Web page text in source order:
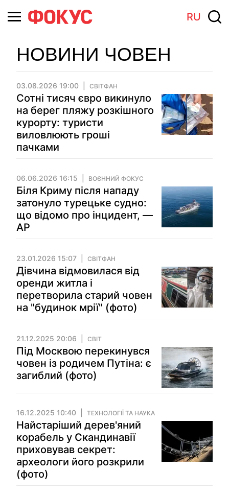
RU
НОВИНИ ЧОВЕН
03.08.2026 19:00 СВІТФАН
Сотні тисяч євро викинуло
на берег пляжу розкішного
курорту: туристи
виловлюють гроші
пачками
06.06.2026 16:15 ВОЄННИЙ ФОКУС
Біля Криму після нападу
затонуло турецьке судно:
що відомо про інцидент, —
AP
23.01.2026 15:07 СВІТФАН
Дівчина відмовилася від
оренди житла і
перетворила старий човен
на "будинок мрії" (фото)
21.12.2025 20:06 СВІТ
Під Москвою перекинувся
човен із родичем Путіна: є
загиблий (фото)
16.12.2025 10:40 ТЕХНОЛОГІЇ ТА НАУКА
Найстаріший дерев'яний
корабель у Скандинавії
приховував секрет:
археологи його розкрили
(фото)